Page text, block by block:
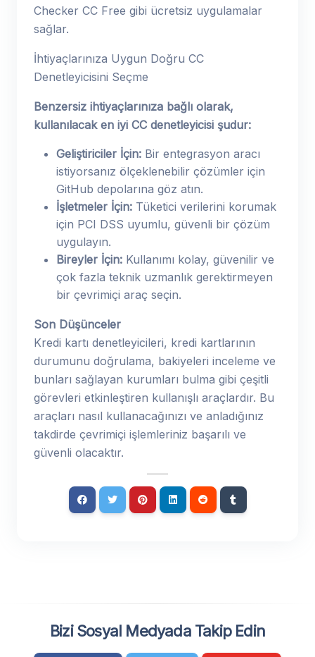
Checker CC Free gibi ücretsiz uygulamalar
sağlar.
İhtiyaçlarınıza Uygun Doğru CC
Denetleyicisini Seçme
Benzersiz ihtiyaçlarınıza bağlı olarak,
kullanılacak en iyi CC denetleyicisi şudur:
Geliştiriciler İçin: Bir entegrasyon aracı
istiyorsanız ölçeklenebilir çözümler için
GitHub depolarına göz atın.
İşletmeler İçin: Tüketici verilerini korumak
için PCI DSS uyumlu, güvenli bir çözüm
uygulayın.
Bireyler İçin: Kullanımı kolay, güvenilir ve
çok fazla teknik uzmanlık gerektirmeyen
bir çevrimiçi araç seçin.
Son Düşünceler
Kredi kartı denetleyicileri, kredi kartlarının
durumunu doğrulama, bakiyeleri inceleme ve
bunları sağlayan kurumları bulma gibi çeşitli
görevleri etkinleştiren kullanışlı araçlardır. Bu
araçları nasıl kullanacağınızı ve anladığınız
takdirde çevrimiçi işlemleriniz başarılı ve
güvenli olacaktır.
Bizi Sosyal Medyada Takip Edin